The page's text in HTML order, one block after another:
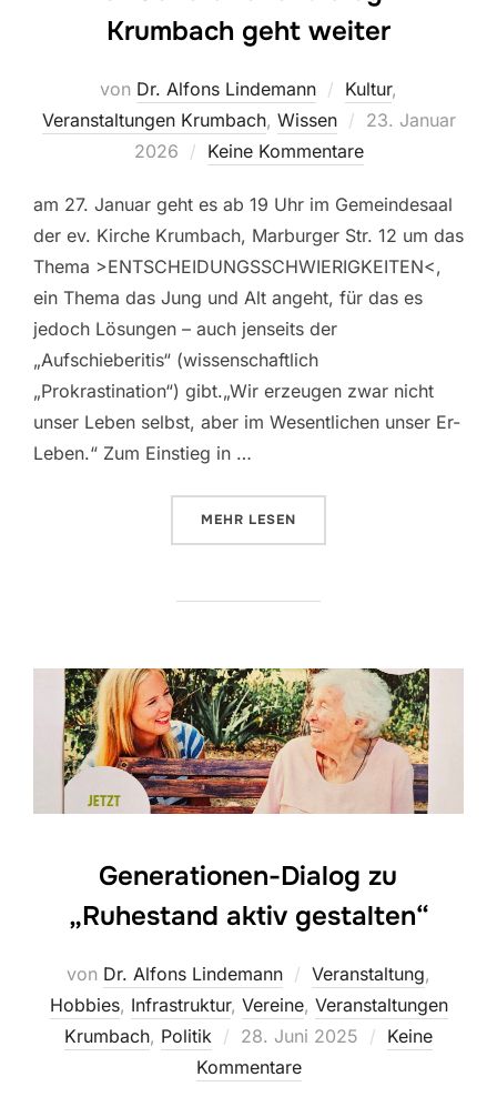
Krumbach geht weiter
von Dr. Alfons Lindemann Kultur,
Veranstaltungen Krumbach, Wissen
Veröffentlicht
23. Januar
2026
Keine Kommentare
am 27. Januar geht es ab 19 Uhr im Gemeindesaal
der ev. Kirche Krumbach, Marburger Str. 12 um das
Thema >ENTSCHEIDUNGSSCHWIERIGKEITEN<,
ein Thema das Jung und Alt angeht, für das es
jedoch Lösungen – auch jenseits der
„Aufschieberitis“ (wissenschaftlich
„Prokrastination“) gibt.„Wir erzeugen zwar nicht
unser Leben selbst, aber im Wesentlichen unser Er-
Leben.“ Zum Einstieg in …
MEHR ÜBER „DER
LESEN
Generationen-Dialog zu
„Ruhestand aktiv gestalten“
von Dr. Alfons Lindemann Veranstaltung,
Hobbies, Infrastruktur, Vereine, Veranstaltungen
Krumbach, Politik
Veröffentlicht
am
28. Juni 2025
Keine
Kommentare